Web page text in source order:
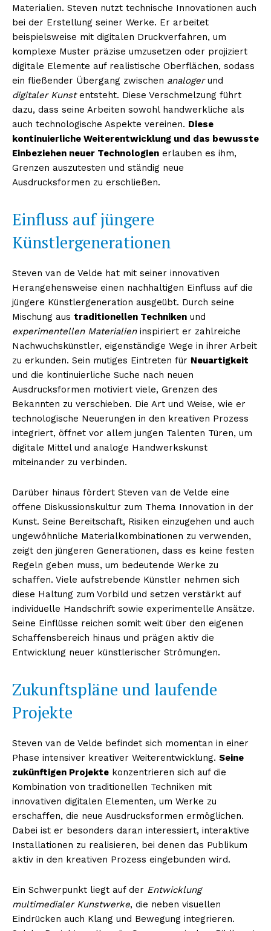
Materialien. Steven nutzt technische Innovationen auch
bei der Erstellung seiner Werke. Er arbeitet
beispielsweise mit digitalen Druckverfahren, um
komplexe Muster präzise umzusetzen oder projiziert
digitale Elemente auf realistische Oberflächen, sodass
ein fließender Übergang zwischen analogerund
digitaler Kunstentsteht. Diese Verschmelzung führt
dazu, dass seine Arbeiten sowohl handwerkliche als
auch technologische Aspekte vereinen. Diese
kontinuierliche Weiterentwicklung und das bewusste
Einbeziehen neuer Technologien erlauben es ihm,
Grenzen auszutesten und ständig neue
Ausdrucksformen zu erschließen.
Einfluss auf jüngere
Künstlergenerationen
Steven van de Velde hat mit seiner innovativen
Herangehensweise einen nachhaltigen Einfluss auf die
jüngere Künstlergeneration ausgeübt. Durch seine
Mischung aus traditionellen Techniken und
experimentellen Materialieninspiriert er zahlreiche
Nachwuchskünstler, eigenständige Wege in ihrer Arbeit
zu erkunden. Sein mutiges Eintreten für Neuartigkeit
und die kontinuierliche Suche nach neuen
Ausdrucksformen motiviert viele, Grenzen des
Bekannten zu verschieben. Die Art und Weise, wie er
technologische Neuerungen in den kreativen Prozess
integriert, öffnet vor allem jungen Talenten Türen, um
digitale Mittel und analoge Handwerkskunst
miteinander zu verbinden.
Darüber hinaus fördert Steven van de Velde eine
offene Diskussionskultur zum Thema Innovation in der
Kunst. Seine Bereitschaft, Risiken einzugehen und auch
ungewöhnliche Materialkombinationen zu verwenden,
zeigt den jüngeren Generationen, dass es keine festen
Regeln geben muss, um bedeutende Werke zu
schaffen. Viele aufstrebende Künstler nehmen sich
diese Haltung zum Vorbild und setzen verstärkt auf
individuelle Handschrift sowie experimentelle Ansätze.
Seine Einflüsse reichen somit weit über den eigenen
Schaffensbereich hinaus und prägen aktiv die
Entwicklung neuer künstlerischer Strömungen.
Zukunftspläne und laufende
Projekte
Steven van de Velde befindet sich momentan in einer
Phase intensiver kreativer Weiterentwicklung. Seine
zukünftigen Projekte konzentrieren sich auf die
Kombination von traditionellen Techniken mit
innovativen digitalen Elementen, um Werke zu
erschaffen, die neue Ausdrucksformen ermöglichen.
Dabei ist er besonders daran interessiert, interaktive
Installationen zu realisieren, bei denen das Publikum
aktiv in den kreativen Prozess eingebunden wird.
Ein Schwerpunkt liegt auf der Entwicklung
multimedialer Kunstwerke, die neben visuellen
Eindrücken auch Klang und Bewegung integrieren.